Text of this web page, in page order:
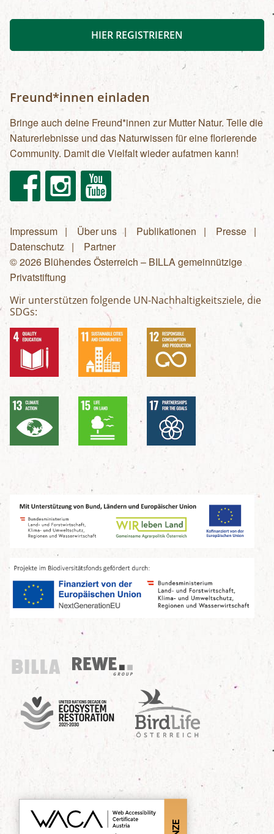
HIER REGISTRIEREN
Freund*innen einladen
Bringe auch deine Freund*innen zur Mutter Natur. Teile die
Naturerlebnisse und das Naturwissen für eine florierende
Community. Damit die Vielfalt wieder aufatmen kann!
FacebookInstagram Youtube
Fußzeilenmenü
Impressum Über uns Publikationen
Presse
Datenschutz
Partner
© 2026 Blühendes Österreich – BILLA gemeinnützige
Privatstiftung
Wir unterstützen folgende UN-Nachhaltigkeitsziele, die
SDGs:
Billa
REWE Group
UN Decade
Birdlife